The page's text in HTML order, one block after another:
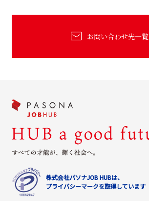
お問い合わせ先一覧
株式会社パソナJOB HUBは、
プライバシーマークを取得しています